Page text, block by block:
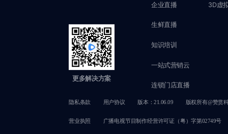
更多解决方案
企业直播
生鲜直播
知识培训
一站式营销云
连锁门店直播
3D虚
隐私条款 用户协议 版本：21.06.09 版权所有@赞赏
营业执照 广播电视节目制作经营许可证（粤）字第02749号